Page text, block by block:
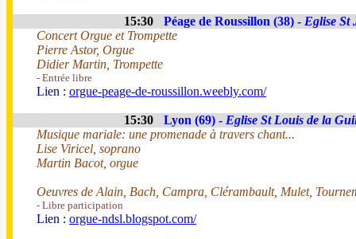
15:30 Péage de Roussillon (38) - Eglise St
Concert Orgue et Trompette
Pierre Astor, Orgue
Didier Martin, Trompette
- Entrée libre
Lien : orgue-peage-de-roussillon.weebly.com/
15:30 Lyon (69) - Eglise St Louis de la
Musique mariale: une promenade à travers chant...
Lise Viricel, soprano
Martin Bacot, orgue
Oeuvres de Alain, Bach, Campra, Clérambault, Mulet,
- Libre participation
Lien : orgue-ndsl.blogspot.com/